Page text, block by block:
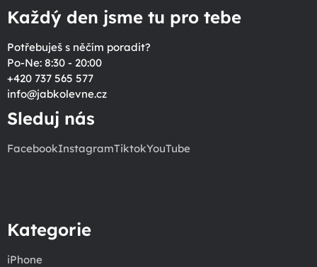
Každý den jsme tu pro tebe
Potřebuješ s něčím poradit?
Po-Ne: 8:30 - 20:00
+420 737 565 577
info@jabkolevne.cz
Sleduj nás
FacebookInstagramTiktokYouTube
Kategorie
iPhone